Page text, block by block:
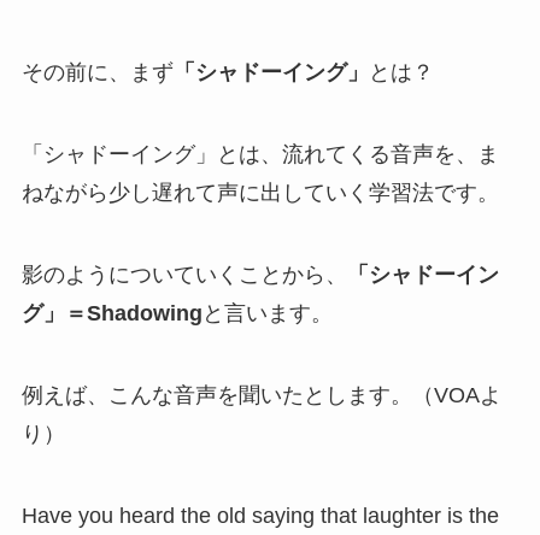
その前に、まず 「シャドーイング」 とは？
「シャドーイング」とは、流れてくる音声を、ま
ねながら少し遅れて声に出していく学習法です。
影のようについていくことから、
「シャドーイン
グ」＝Shadowing と言います。
例えば、こんな音声を聞いたとします。（VOAよ
り）
Have you heard the old saying that laughter is the